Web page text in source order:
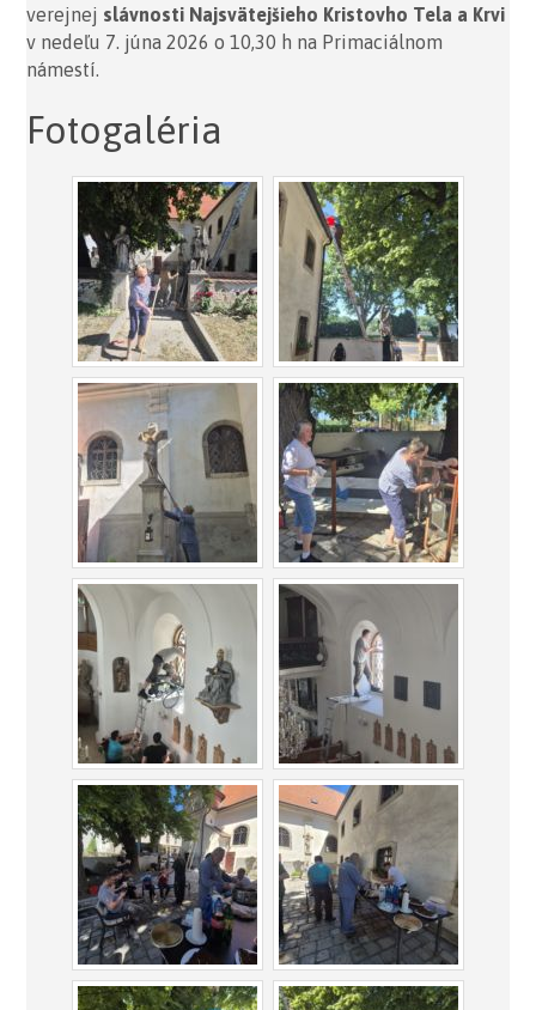
verejnej slávnosti Najsvätejšieho Kristovho Tela a Krvi
v nedeľu 7. júna 2026 o 10,30 h na Primaciálnom
námestí.
Fotogaléria